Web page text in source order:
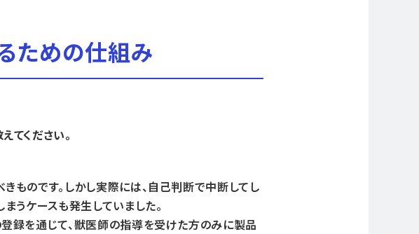
ための仕組み
てください。
ものです。しかし実際には、自己判断で中断してし
うケースも発生していました。
録を通じて、獣医師の指導を受けた方のみに製品